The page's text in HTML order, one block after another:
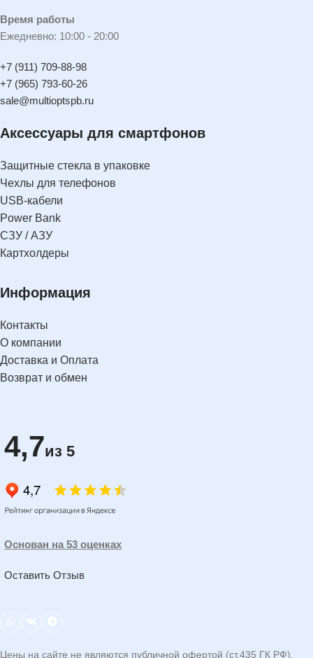
Время работы
Ежедневно: 10:00 - 20:00
+7 (911) 709-88-98
+7 (965) 793-60-26
sale@multioptspb.ru
Аксессуары для смартфонов
Защитные стекла в упаковке
Чехлы для телефонов
USB-кабели
Power Bank
СЗУ / АЗУ
Картхолдеры
Информация
Контакты
О компании
Доставка и Оплата
Возврат и обмен
4,7из 5
Основан на 53 оценках
Оставить Отзыв
Цены на сайте не являются публичной офертой (ст.435 ГК РФ).